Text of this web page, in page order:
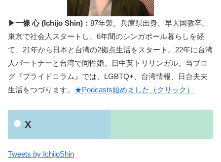
▶一條 心 (Ichijo Shin)： 87年製。兵庫県出身、早大国教卒。
東京で社会人スタートし、6年間のシンガポール暮らしを経
て、21年から日本と台湾の2拠点生活をスタート。22年に台湾
人パートナーと台湾で同性婚。日中英トリリンガル。当ブロ
グ『プライドコラム』では、LGBTQ+、台湾情報、日台夫夫
生活をつづります。 ★Podcasts始めました（クリック）
X
Tweets by IchijoShin